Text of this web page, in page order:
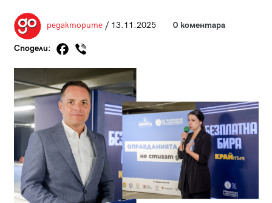
редакторите/ 13.11.2025 0 коментара
Сподели: